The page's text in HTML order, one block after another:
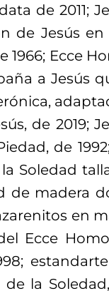
de 2011;
de Jesús en
Ecce
a Jesús
de 2019;
de
Soledad
de madera
en
Ecce
la